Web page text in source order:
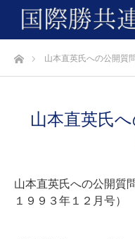
ホーム山本直英氏への公開質
山本直英氏
山本直英氏への公開質
１９９３年１２月号）